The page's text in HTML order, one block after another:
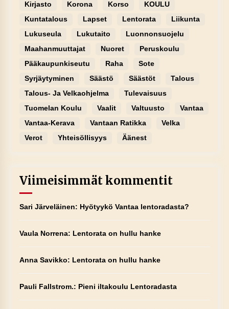
Kirjasto
Korona Korso
KOULU
Kuntatalous
Lapset Lentorata
Liikunta
Lukuseula
Lukutaito
Luonnonsuojelu
Maahanmuuttajat
Nuoret
Peruskoulu
Pääkaupunkiseutu
Raha
Sote
Syrjäytyminen
Säästö Säästöt
Talous
Talous- Ja Velkaohjelma
Tulevaisuus
Tuomelan Koulu
Vaalit Valtuusto
Vantaa
Vantaa-Kerava
Vantaan Ratikka
Velka
Verot
Yhteisöllisyys Äänest
Viimeisimmät kommentit
Sari Järveläinen: Hyötyykö Vantaa lentoradasta?
Vaula Norrena: Lentorata on hullu hanke
Anna Savikko: Lentorata on hullu hanke
Pauli Fallstrom.: Pieni iltakoulu Lentoradasta